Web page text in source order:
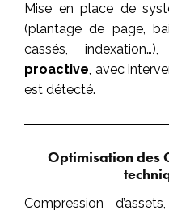
Mise en place de
(plantage de page,
cassés,
proactive, avec
est détecté.
Optimisation des
Compression